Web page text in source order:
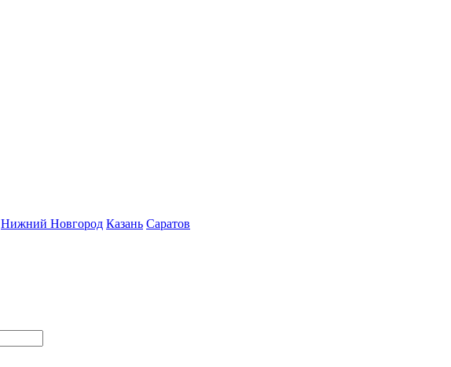
Нижний Новгород Казань Саратов